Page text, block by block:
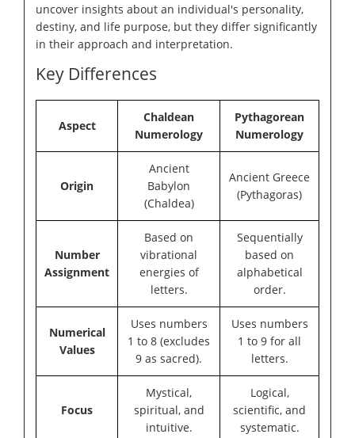
uncover insights about an individual's personality,
destiny, and life purpose, but they differ significantly
in their approach and interpretation.
Key Differences
Aspect
Chaldean
Numerology
Pythagorean
Numerology
Origin
Ancient
Babylon
(Chaldea)
Ancient Greece
(Pythagoras)
Number
Assignment
Based on
vibrational
energies of
letters.
Sequentially
based on
alphabetical
order.
Numerical
Values
Uses numbers
1 to 8 (excludes
9 as sacred).
Uses numbers
1 to 9 for all
letters.
Focus
Mystical,
spiritual, and
intuitive.
Logical,
scientific, and
systematic.